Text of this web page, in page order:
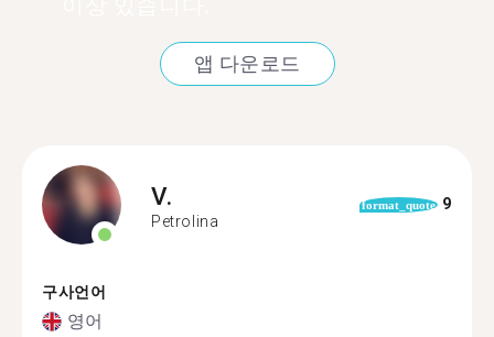
앱 다운로드
V.
Petrolina
format_quote 9
구사언어
영어